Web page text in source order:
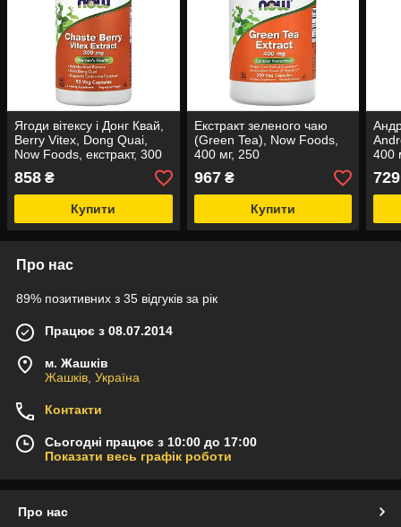
Ягоди вітексу і Донг Квай,
Berry Vitex, Dong Quai,
Now Foods, екстракт, 300
мг, 90 вегетаріанських
капсул
858 ₴
Купити
Екстракт зеленого чаю
(Green Tea), Now Foods,
400 мг, 250
вегетаріанських капсул
967₴
Купити
400
729
Про нас
89% позитивних з 35 відгуків за рік
Працює з 08.07.2014
м. Жашків
Жашків, Україна
Контакти
Сьогодні працює з 10:00 до 17:00
Показати весь графік роботи
Про нас